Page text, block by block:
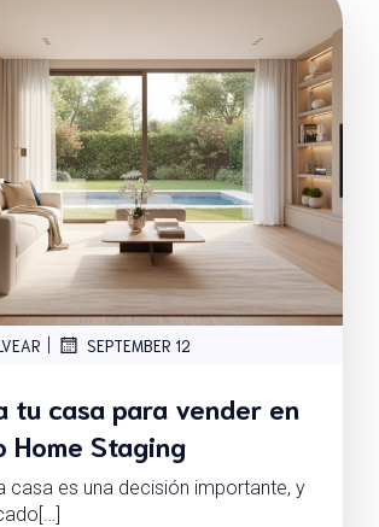
| SEPTEMBER 12
tu casa para vender en
Home Staging
casa es una decisión importante, y